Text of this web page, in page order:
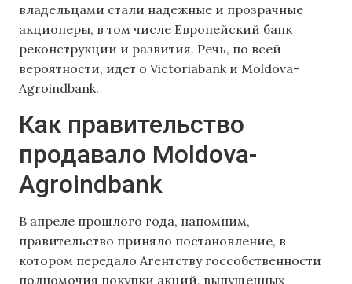
владельцами стали надежные и прозрачные
акционеры, в том числе Европейский банк
реконструкции и развития. Речь, по всей
вероятности, идет о Victoriаbank и Moldova-
Agroindbank.
Как правительство
продавало Moldova-
Agroindbank
В апреле прошлого года, напомним,
правительство приняло постановление, в
котором передало Агентству госсобственности
полномочия покупки акций, выпущенных